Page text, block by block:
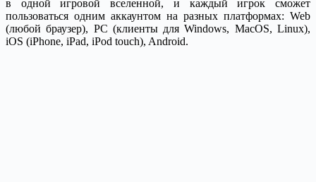
в одной игровой вселенной, и каждый игрок cможет
пользоваться одним аккаунтом на разных платформах: Web
(любой браузер), PC (клиенты для Windows, MacOS, Linux),
iOS (iPhone, iPad, iPod touch), Android.